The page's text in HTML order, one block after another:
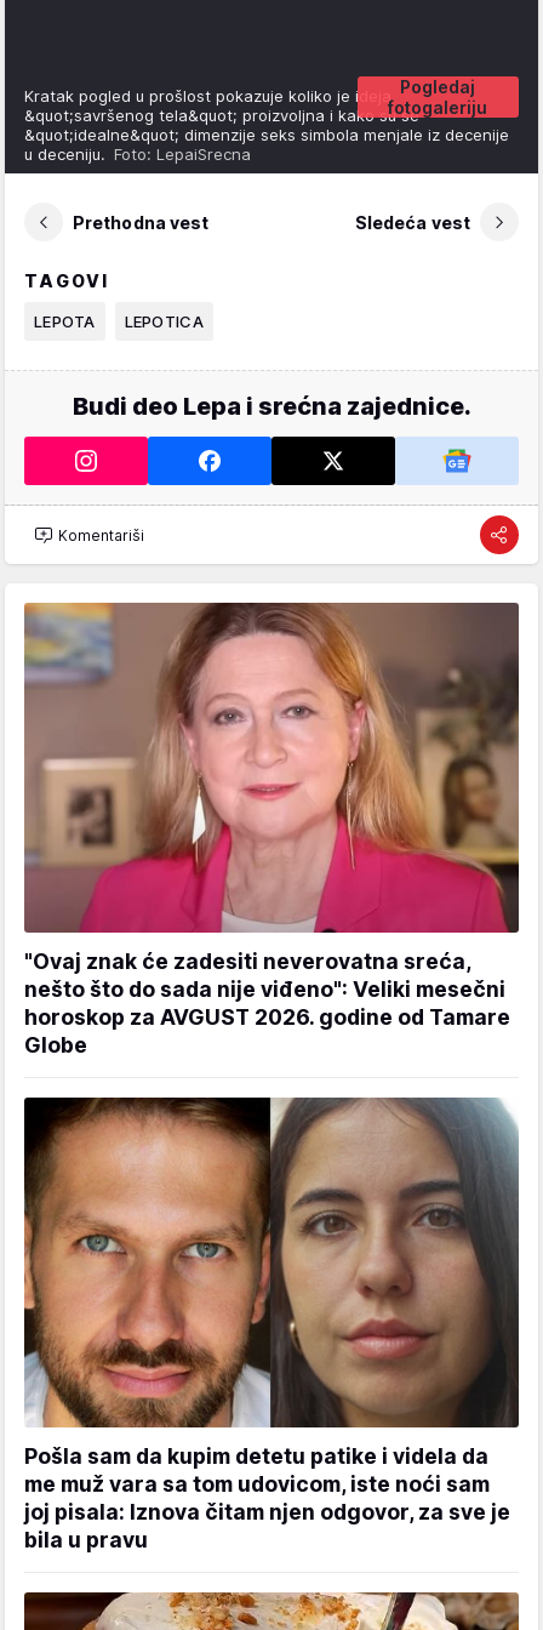
Pogledaj
fotogaleriju
Kratak pogled u prošlost pokazuje koliko je ideja
&quot;savršenog tela&quot; proizvoljna i kako su se
&quot;idealne&quot; dimenzije seks simbola menjale iz decenije
u deceniju. Foto: LepaiSrecna
Prethodna vest Sledeća vest
TAGOVI
LEPOTA LEPOTICA
Budi deo Lepa i srećna zajednice.
Komentariši
"Ovaj znak će zadesiti neverovatna sreća,
nešto što do sada nije viđeno": Veliki mesečni
horoskop za AVGUST 2026. godine od Tamare
Globe
Pošla sam da kupim detetu patike i videla da
me muž vara sa tom udovicom, iste noći sam
joj pisala: Iznova čitam njen odgovor, za sve je
bila u pravu